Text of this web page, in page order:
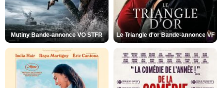
Mutiny Bande-annonce VO STFR Le Triangle d'or Bande-annonce VF